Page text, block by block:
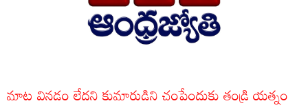
మాట వినడం లేదని కుమారుడిని చంపేందుకు తండ్రి యత్నం